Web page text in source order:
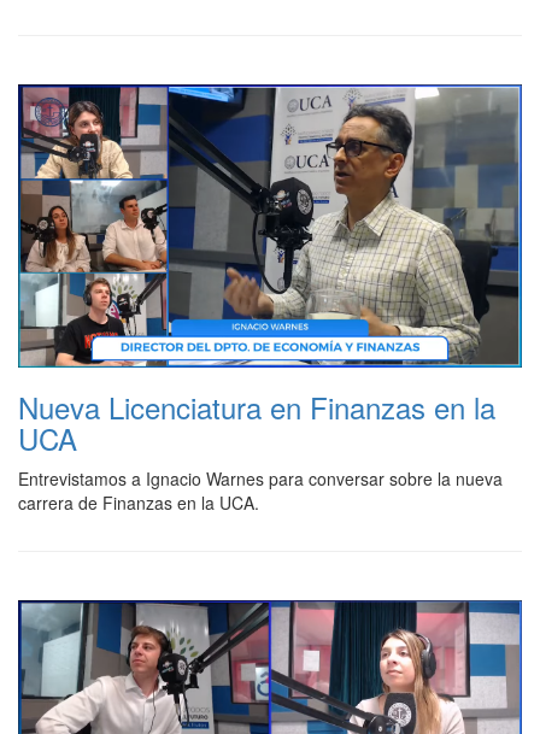
Nueva Licenciatura en Finanzas en la
UCA
Entrevistamos a Ignacio Warnes para conversar sobre la nueva
carrera de Finanzas en la UCA.